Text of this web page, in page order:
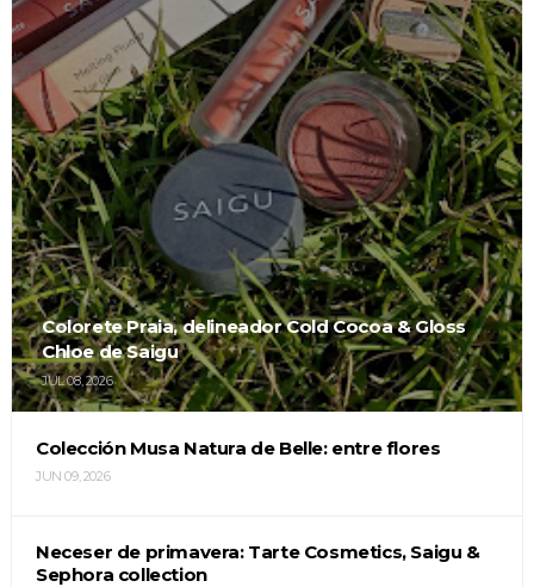
Colorete Praia, delineador Cold Cocoa & Gloss
Chloe de Saigu
JUL 08, 2026
Colección Musa Natura de Belle: entre flores
JUN 09, 2026
Neceser de primavera: Tarte Cosmetics, Saigu &
Sephora collection